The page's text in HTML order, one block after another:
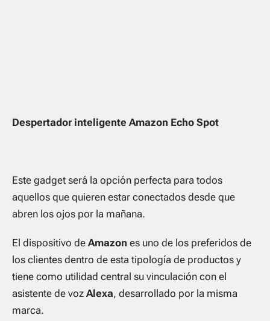
Despertador inteligente Amazon Echo Spot
Este gadget será la opción perfecta para todos
aquellos que quieren estar conectados desde que
abren los ojos por la mañana.
El dispositivo de Amazon es uno de los preferidos de
los clientes dentro de esta tipología de productos y
tiene como utilidad central su vinculación con el
asistente de voz Alexa, desarrollado por la misma
marca.